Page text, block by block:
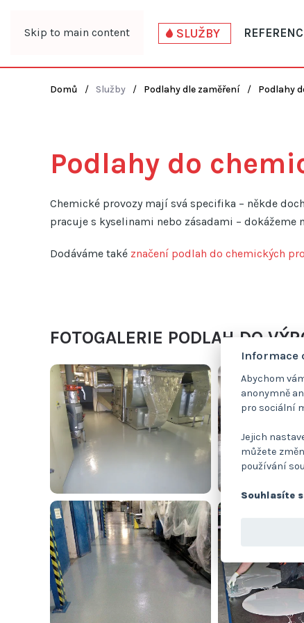
Skip to main content SLUŽBY
Domů Služby Podlahy dle zaměření Podlahy
Podlahy do
Chemické provozy mají svá specifika – někde
pracuje s kyselinami nebo zásadami – dokážeme
Dodáváme také značení podlah do chemických
FOTOGALERIE PODLAH DO
Informace
Abychom
anonymně
pro sociální
Jejich
můžete
používání
Souhlasíte